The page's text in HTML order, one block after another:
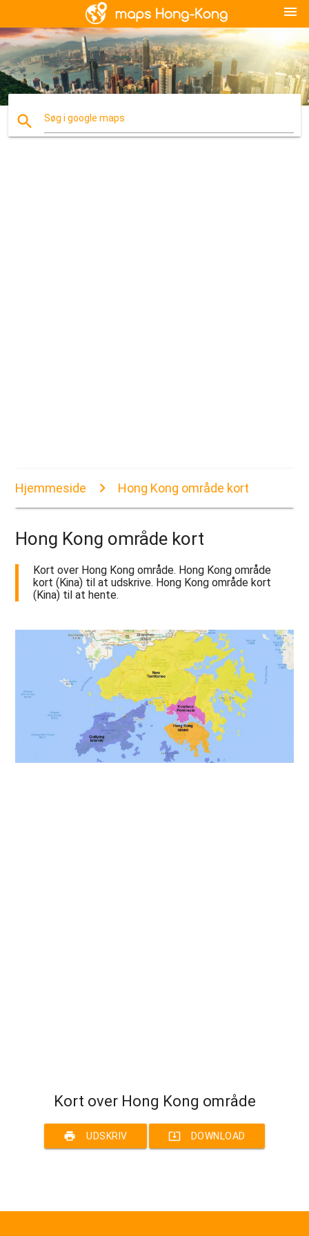
menu
search Søg i google maps
Hjemmeside Hong Kong område kort
Hong Kong område kort
Kort over Hong Kong område. Hong Kong område
kort (Kina) til at udskrive. Hong Kong område kort
(Kina) til at hente.
Kort over Hong Kong område
print UDSKRIV system_update_alt DOWNLOAD